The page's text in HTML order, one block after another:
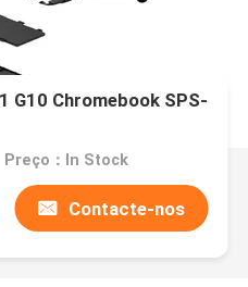
G10 Chromebook SPS-
Preço：In Stock
Contacte-nos